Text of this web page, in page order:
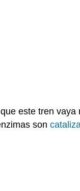
este tren
son